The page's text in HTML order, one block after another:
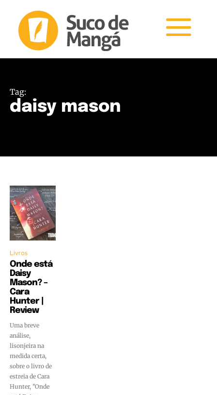
Tag:
daisy mason
Livros
Onde está
Daisy
Mason? –
Cara
Hunter |
Review
Uma breve
análise,
lisonjeira na
medida certa,
sobre o livro de
estreia de Cara
Hunter, "Onde